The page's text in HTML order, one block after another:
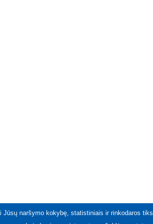
Jūsų naršymo kokybę, statistiniais ir rinkodaros